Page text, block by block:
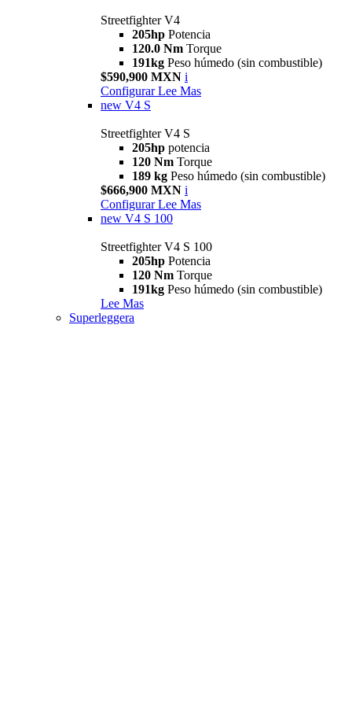
Streetfighter V4
205hp Potencia
120.0 Nm Torque
191kg Peso húmedo (sin combustible)
$590,900 MXN i
Configurar Lee Mas
new V4 S
Streetfighter V4 S
205hp potencia
120 Nm Torque
189 kg Peso húmedo (sin combustible)
$666,900 MXN i
Configurar Lee Mas
new V4 S 100
Streetfighter V4 S 100
205hp Potencia
120 Nm Torque
191kg Peso húmedo (sin combustible)
Lee Mas
Superleggera